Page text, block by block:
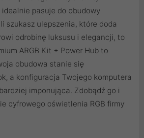
pasuje do obudowy
szukasz ulepszenia, które doda
odrobinę luksusu i elegancji, to
ARGB Kit + Power Hub to
obudowa stanie się
a konfiguracja Twojego komputera
imponująca. Zdobądź go i
cyfrowego oświetlenia RGB firmy